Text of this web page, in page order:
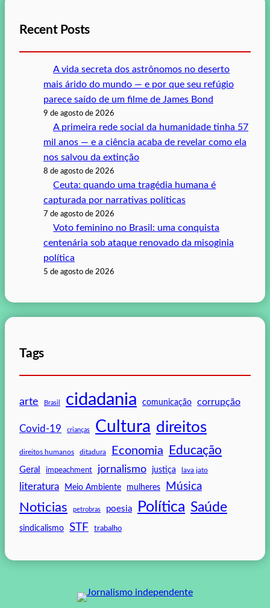
Recent Posts
A vida secreta dos astrônomos no deserto
mais árido do mundo — e por que seu refúgio
parece saído de um filme de James Bond
9 de agosto de 2026
A primeira rede social da humanidade tinha 57
mil anos — e a ciência acaba de revelar como ela
nos salvou da extinção
8 de agosto de 2026
Ceuta: quando uma tragédia humana é
capturada por narrativas políticas
7 de agosto de 2026
Voto feminino no Brasil: uma conquista
centenária sob ataque renovado da misoginia
política
5 de agosto de 2026
Tags
arte Brasil cidadania comunicação corrupção
Covid-19 crianças Cultura direitos
direitos humanos ditadura Economia Educação
Geral impeachment jornalismo justiça lava jato
literatura Meio Ambiente mulheres Música
Noticias petrobras poesia Política Saúde
sindicalismo STF trabalho